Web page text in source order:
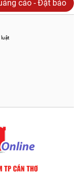
cáo - Đặt báo
luật